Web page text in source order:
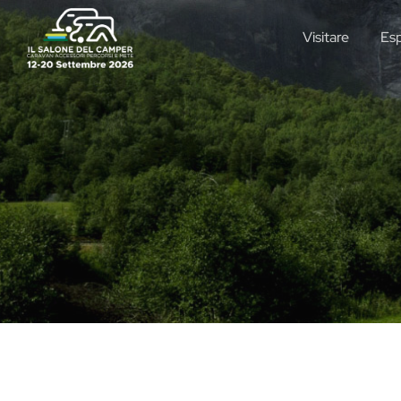
Visitare
McLouis